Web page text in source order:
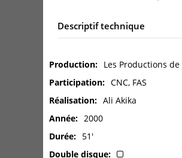
Descriptif technique
Production
Les Productions
Participation
CNC, FAS
Réalisation
Ali Akika
Année
2000
Durée
51'
Double disque